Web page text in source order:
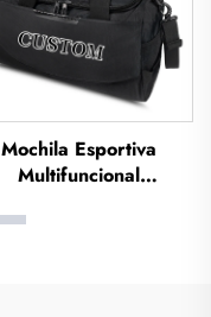
Mochila Esportiva
Multifuncional
Capacidade para